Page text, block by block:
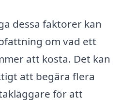
dessa faktorer kan
om vad ett
att kosta. Det kan
att begära flera
för att